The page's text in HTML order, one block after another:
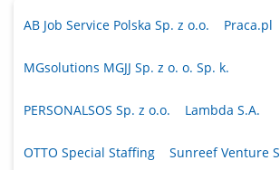
AB Job Service Polska Sp. z o.o. Praca.pl
MGsolutions MGJJ Sp. z o. o. Sp. k.
PERSONALSOS Sp. z o.o. Lambda S.A.
OTTO Special Staffing Sunreef Venture